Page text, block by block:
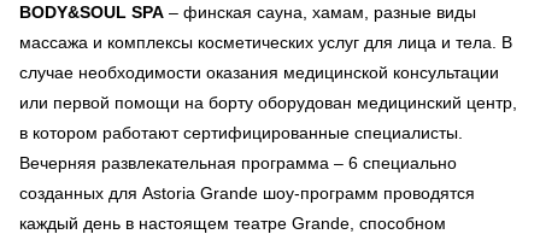
BODY&SOUL SPA – финская сауна, хамам, разные виды
массажа и комплексы косметических услуг для лица и тела. В
случае необходимости оказания медицинской консультации
или первой помощи на борту оборудован медицинский центр,
в котором работают сертифицированные специалисты.
Вечерняя развлекательная программа – 6 специально
созданных для Astoria Grande шоу-программ проводятся
каждый день в настоящем театре Grande, способном